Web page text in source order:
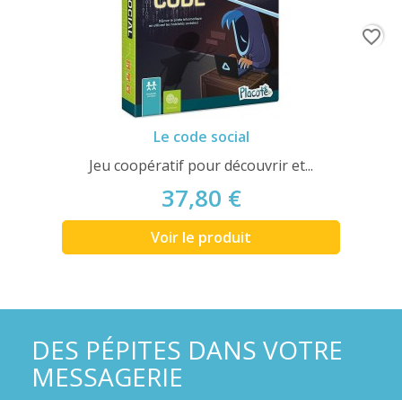
Le code social
Jeu coopératif pour découvrir et...
37,80 €
Voir le produit
favorite_border
DES PÉPITES DANS VOTRE
MESSAGERIE